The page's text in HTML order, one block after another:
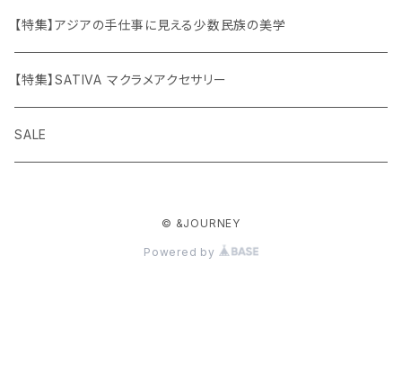
【特集】アジアの手仕事に見える少数民族の美学
【特集】SATIVA マクラメアクセサリー
SALE
© &JOURNEY
Powered by